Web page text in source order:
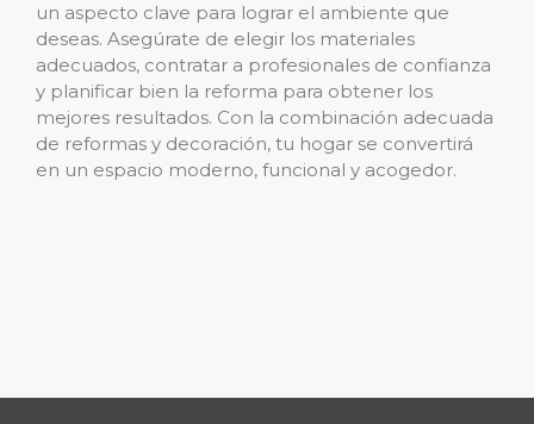
un aspecto clave para lograr el ambiente que
deseas. Asegúrate de elegir los materiales
adecuados, contratar a profesionales de confianza
y planificar bien la reforma para obtener los
mejores resultados. Con la combinación adecuada
de reformas y decoración, tu hogar se convertirá
en un espacio moderno, funcional y acogedor.